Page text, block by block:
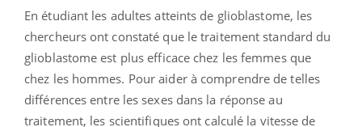
En étudiant les adultes atteints de glioblastome, les
chercheurs ont constaté que le traitement standard du
glioblastome est plus efficace chez les femmes que
chez les hommes. Pour aider à comprendre de telles
différences entre les sexes dans la réponse au
traitement, les scientifiques ont calculé la vitesse de